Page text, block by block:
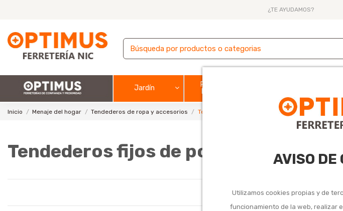
AVISO DE
Utilizamos cookies propias y de
funcionamiento de la web, realizar
¿TE AYUDAMOS?
Jardín
Pintura y
Inicio Menaje del hogar Tendederos de ropa y accesorios Tendederos fijos de poleas y cuerdas
Tendederos fijos de poleas y cuerdas